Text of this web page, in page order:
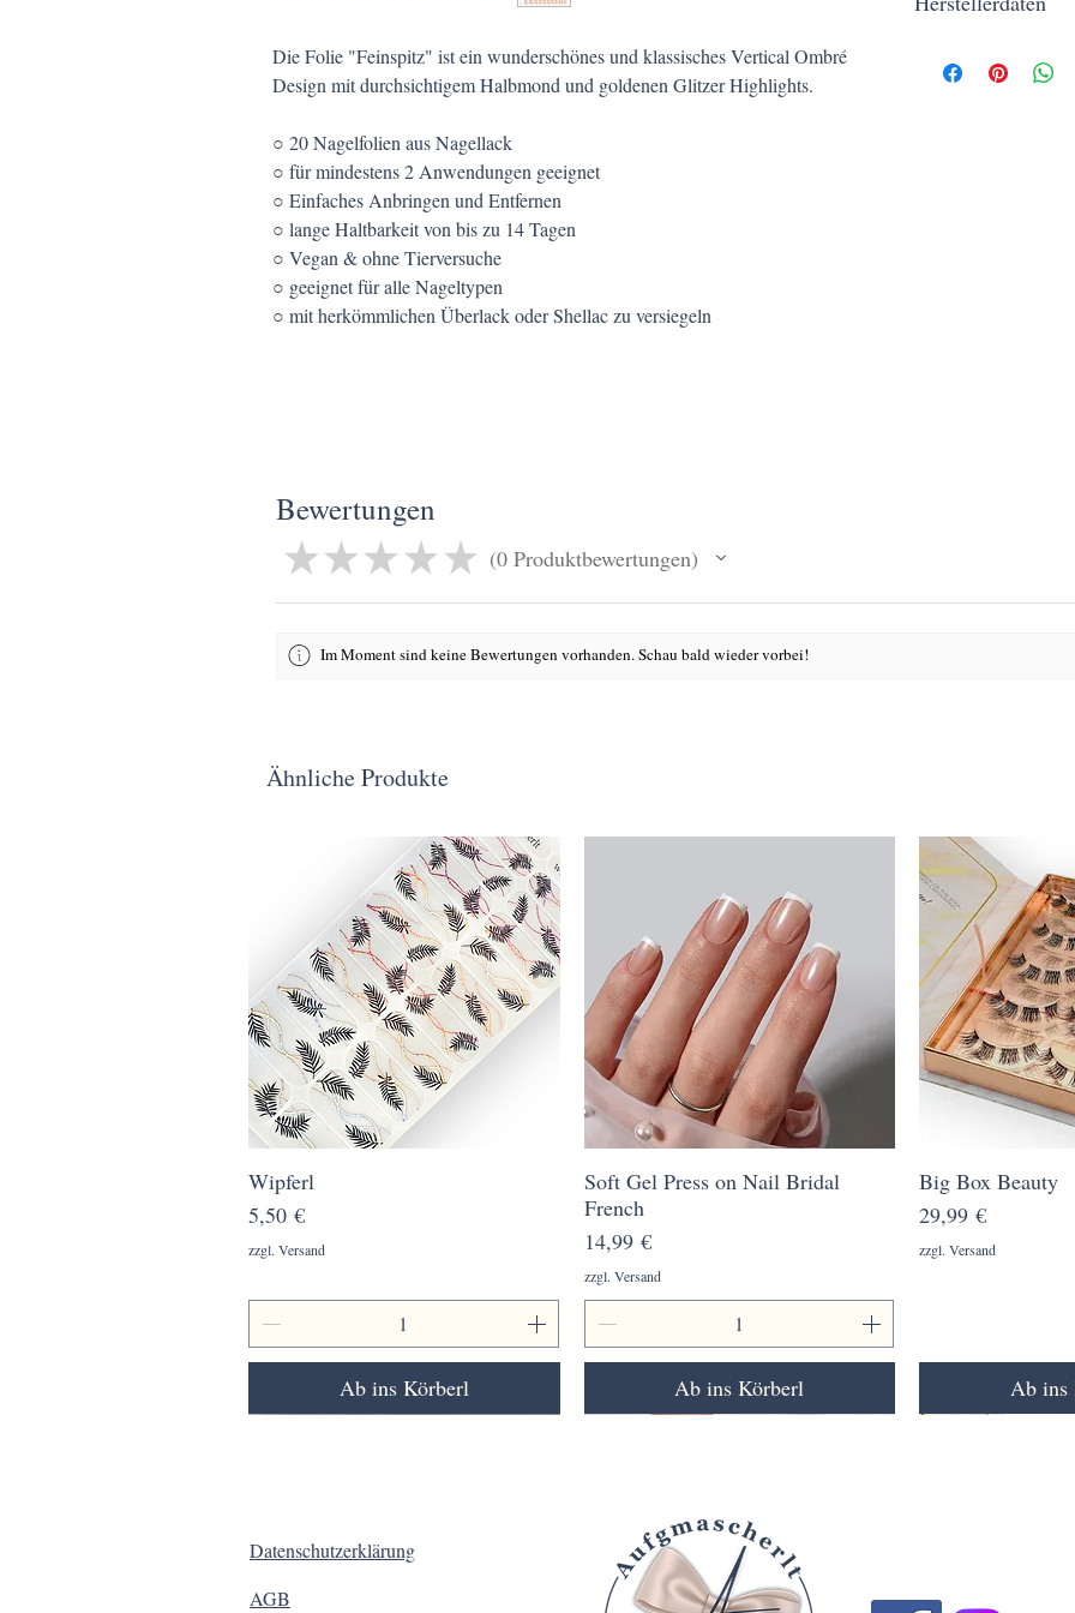
Die Folie "Feinspitz" ist ein wunderschönes und klassisches Vertical Ombré
Design mit durchsichtigem Halbmond und goldenen Glitzer Highlights.
○ 20 Nagelfolien aus Nagellack
○ für mindestens 2 Anwendungen geeignet
○ Einfaches Anbringen und Entfernen
○ lange Haltbarkeit von bis zu 14 Tagen
○ Vegan & ohne Tierversuche
○ geeignet für alle Nageltypen
○ mit herkömmlichen Überlack oder Shellac zu versiegeln
Außerhalb der
Piaristengasse 56-58/1/
Bewertungen
★★★ ★ ★ 0 Produktbewertungen
0
Im Moment sind keine Bewertungen vorhanden. Schau bald wieder vorbei!
Ähnliche Produkte
Wipferl
Preis
5,50 €
zzgl. Versand
Ab ins Körberl
Schnellansicht
Soft Gel Press on Nail Bridal
French
Preis
14,99 €
zzgl. Versand
Ab ins Körberl
Big Box Beauty
Preis
29,99 €
zzgl. Versand
Ab ins
Datenschutzerklärung
AGB